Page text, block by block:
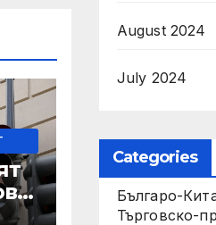
August 2024
July 2024
Categories
Българо-
Търговско-